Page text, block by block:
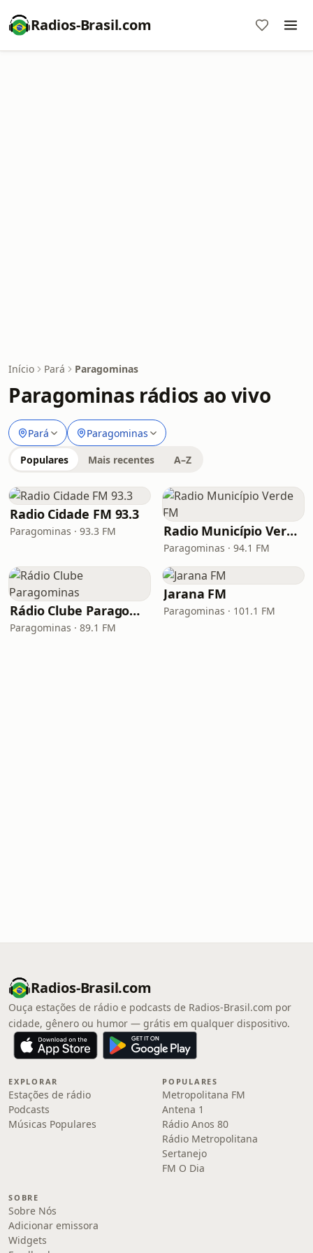
Radios-Brasil.com
Início Pará Paragominas
Paragominas rádios ao vivo
Pará Paragominas
Populares Mais recentes A–Z
Radio Cidade FM 93.3
Paragominas · 93.3 FM Radio Município Verde FM
Paragominas · 94.1 FM
Rádio Clube Paragominas
Paragominas · 89.1 FM
Jarana FM
Paragominas · 101.1 FM
Radios-Brasil.com
Ouça estações de rádio e podcasts de Radios-Brasil.com por
cidade, gênero ou humor — grátis em qualquer dispositivo.
EXPLORAR
Estações de rádio
Podcasts
Músicas Populares
POPULARES
Metropolitana FM
Antena 1
Rádio Anos 80
Rádio Metropolitana
Sertanejo
FM O Dia
SOBRE
Sobre Nós
Adicionar emissora
Widgets